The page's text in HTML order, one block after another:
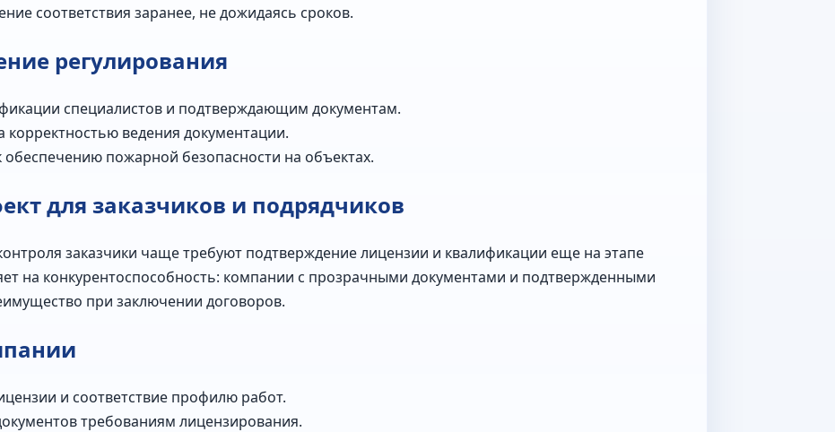
соответствия заранее, не дожидаясь сроков.
регулирования
специалистов и подтверждающим документам.
корректностью ведения документации.
пожарной безопасности на объектах.
для заказчиков и подрядчиков
заказчики чаще требуют подтверждение лицензии и квалификации еще на этапе
на конкурентоспособность: компании с прозрачными документами и подтвержденными
при заключении договоров.
и соответствие профилю работ.
требованиям лицензирования.